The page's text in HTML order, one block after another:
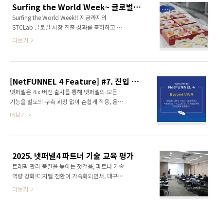
봉 첫날 54만 관객 동원으로 2025년 최고의 오
프닝 스크어를 기..
을 바로 이용할 수 있습니다. 특히, 기존의 다른
가상 대기실(Virtual Waiting Room) 솔루션과
차별화되는 기능 고도화와 신규 기능을 탑재해
나감으로써, 보다 이용자와 사용자 모두를 만족
었습니다. 어떤 새로운 기능들이 개발되고 추가
는지 확인해보시기 바랍니다. 대..
Surfing the World Week~ 글로벌을 우리 손에!
Surfing the World Week!! 지금까지의
STCLab 글로벌 시장 진출 성과를 축하하고 또
향후 도전을 응원하기 위해, P&C팀에서
하는 모든 서퍼분들의 노력이 함께 하기 때문입
니다. 쓰디 쓴 노력의 결과로 글로벌 시장 진출의
달콤함을 맛보게 해준 모든 서퍼분들께, 목표 국
가들을 상징하는 간식을 배불리 먹을 수 있도록
대표하는 간식인 도넛을 모든 서퍼분들이 즐길
갈하게 정돈된 도넛을 보는 것처럼..
더보기
[NetFUNNEL 4 Feature] #7. 진입 키 무효화 활용하기
넷퍼넬은 4.x 버전 출시를 통해 넷퍼넬의 모든
기능을 별도의 구축 과정 없이 손쉽게 적용, 운영
및 유지보수할 수 있는 SaaS 서비스로의 전환을
을 바로 이용할 수 있습니다. 특히, 기존의 다른
가상 대기실(Virtual Waiting Room) 솔루션과
차별화되는 기능 고도화와 신규 기능을 탑재해
나감으로써, 보다 이용자와 사용자 모두를 만족
었습니다. 어떤 새로운 기능들이 개발되고 추가
더보기
2025. 넷퍼넬4 파트너 기술 교육 평가
트래픽 관리 품질을 높이는 첫걸음, 파트너 기술
역량 강화!디지털 전환이 가속화되면서, 대규모
트래픽을 안정적으로 처리하는 기술은 고객의
더보기